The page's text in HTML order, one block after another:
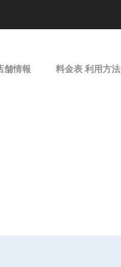
舗情報 料金表 利用方法